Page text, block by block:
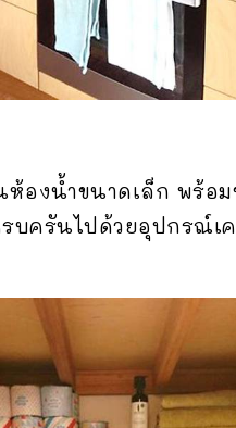
ห้องน้ำขนาดเล็ก พร้อม
บครันไปด้วยอุปกรณ์เ